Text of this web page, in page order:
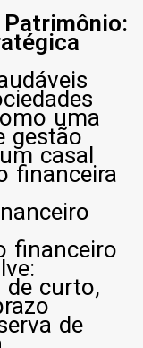
uma
gestão
casal
financeira
financeiro
de curto,
de